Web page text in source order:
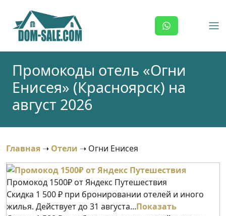
content
Промокоды отель «Огни
Енисея» (Красноярск) на
август 2026
Главная ➝ Отели ➝ Огни Енисея
Промокод 1500₽ от Яндекс Путешествия
Скидка 1 500 ₽ при бронировании отелей и иного
жилья. Действует до 31 августа...Показать